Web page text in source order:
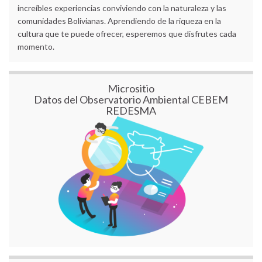
increíbles experiencias conviviendo con la naturaleza y las
comunidades Bolivianas. Aprendiendo de la riqueza en la
cultura que te puede ofrecer, esperemos que disfrutes cada
momento.
Micrositio
Datos del Observatorio Ambiental CEBEM
REDESMA